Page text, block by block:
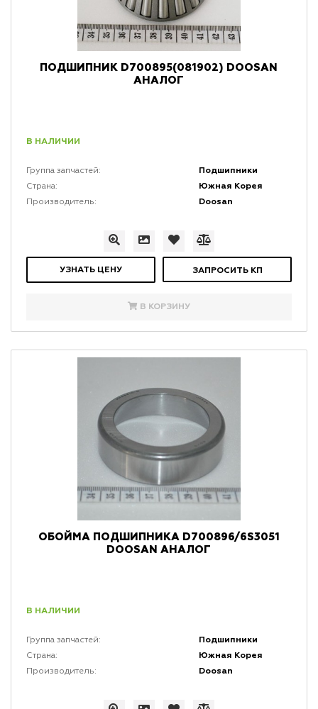
ПОДШИПНИК D700895(081902) DOOSAN
АНАЛОГ
В НАЛИЧИИ
Группа запчастей: Подшипники
Страна: Южная Корея
Производитель: Doosan
УЗНАТЬ ЦЕНУ ЗАПРОСИТЬ КП
В КОРЗИНУ
ОБОЙМА ПОДШИПНИКА D700896/6S3051
DOOSAN АНАЛОГ
В НАЛИЧИИ
Группа запчастей: Подшипники
Страна: Южная Корея
Производитель: Doosan